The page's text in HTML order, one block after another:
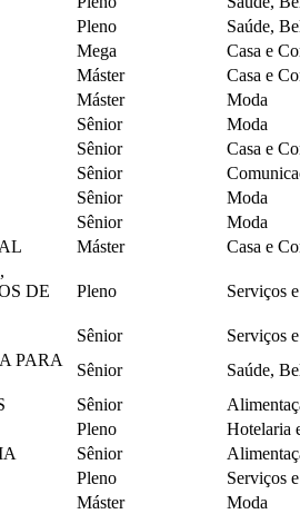
Pleno
Saúde,
Mega
Casa e
Máster
Casa e
Máster
Moda
Sênior
Moda
Sênior
Casa e
Sênior
Sênior
Moda
Sênior
Moda
Máster
Casa e
DE
Pleno Serviços
Sênior
Serviços
PARA
Sênior
Saúde,
Sênior
Pleno
Hotelaria
Sênior
Pleno
Serviços
Máster
Moda